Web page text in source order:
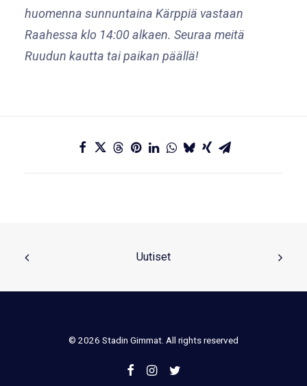
huomenna sunnuntaina Kärppiä vastaan
Raahessa klo 14:00 alkaen. Seuraa meitä
Ruudun kautta tai paikan päällä!
Uutiset
© 2026 Stadin Gimmat. All rights reserved